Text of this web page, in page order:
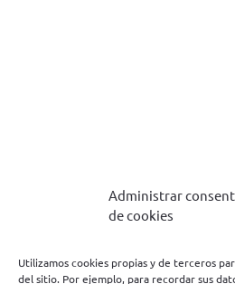
Administrar
de cookies
Utilizamos cookies propias y de terceros
del sitio. Por ejemplo, para recordar sus